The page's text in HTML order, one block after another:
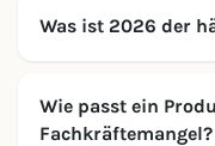
Was ist 2026 der
Wie passt ein
Fachkräftemangel?